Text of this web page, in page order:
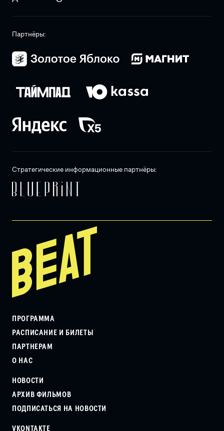
Партнёры:
Стратегические информационные партнёры:
ПРОГРАММА
РАСПИСАНИЕ И БИЛЕТЫ
ПАРТНЕРАМ
О НАС
VKONTAKTE
НОВОСТИ
АРХИВ ФИЛЬМОВ
ПОДПИСАТЬСЯ НА НОВОСТИ